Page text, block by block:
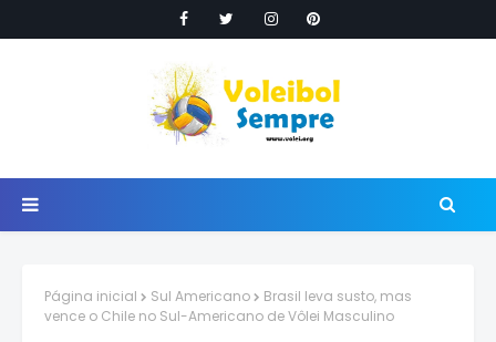
Página inicial Sul Americano
Brasil leva susto, mas
vence o Chile no Sul-Americano de Vôlei Masculino